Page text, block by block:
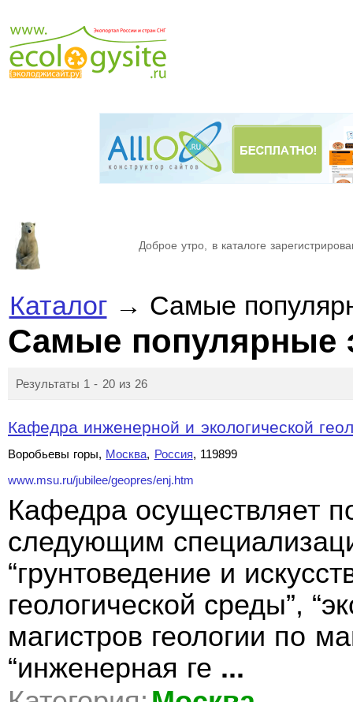
Доброе утро, в каталоге
Каталог→ Самые
Самые популярные
Результаты 1 - 20 из 26
Кафедра инженерной и экологической
Воробьевы горы, Москва, Россия, 119899
www.msu.ru/jubilee/geopres/enj.htm
Кафедра осуществляет
следующим
“грунтоведение и
геологической среды”,
магистров геологии по
“инженерная ге ...